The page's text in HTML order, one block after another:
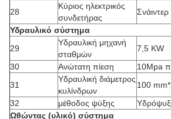
28
Κύριος ηλεκτρικός
συνδετήρας
Σνάιντερ
Υδραυλικό σύστημα
29
Υδραυλική μηχανή
σταθμών
7,5 KW
30
Ανώτατη πίεση
10Mpa
31
Υδραυλική διάμετρος
κυλίνδρων
100
32
μέθοδος ψύξης
Ωθώντας (υλικό) σύστημα